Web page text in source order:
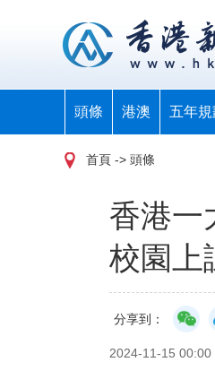
頭條 港澳 五年規
首頁 -> 頭條
香港一
校園上
分享到：
2024-11-15 00:00